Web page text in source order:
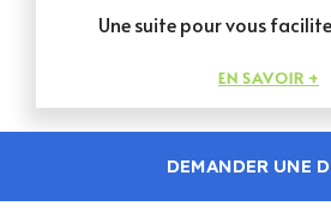
Une suite pour vous
EN SAVOIR +
DEMANDER UNE